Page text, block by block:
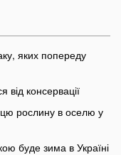
яких попереду
від консервації
цю рослину в оселю у
буде зима в Україні